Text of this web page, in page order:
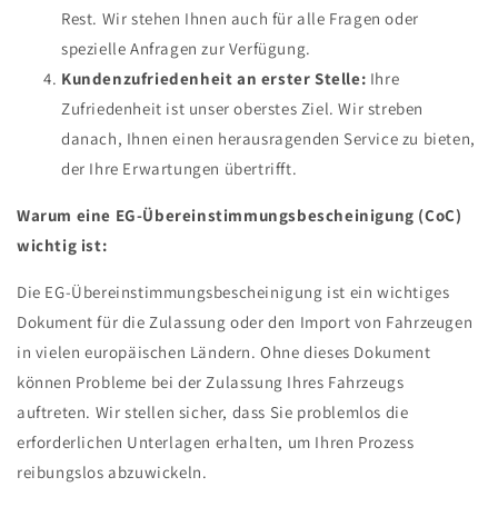
Rest. Wir stehen Ihnen auch für alle Fragen oder
spezielle Anfragen zur Verfügung.
Kundenzufriedenheit an erster Stelle: Ihre
Zufriedenheit ist unser oberstes Ziel. Wir streben
danach, Ihnen einen herausragenden Service zu bieten,
der Ihre Erwartungen übertrifft.
Warum eine EG-Übereinstimmungsbescheinigung (CoC)
wichtig ist:
Die EG-Übereinstimmungsbescheinigung ist ein wichtiges
Dokument für die Zulassung oder den Import von Fahrzeugen
in vielen europäischen Ländern. Ohne dieses Dokument
können Probleme bei der Zulassung Ihres Fahrzeugs
auftreten. Wir stellen sicher, dass Sie problemlos die
erforderlichen Unterlagen erhalten, um Ihren Prozess
reibungslos abzuwickeln.